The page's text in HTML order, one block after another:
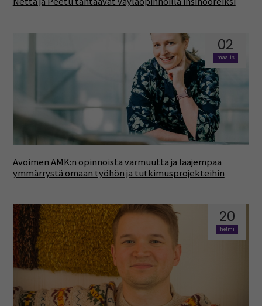
02
maalis
Avoimen AMK:n opinnoista varmuutta ja laajempaa
ymmärrystä omaan työhön ja tutkimusprojekteihin
20
helmi